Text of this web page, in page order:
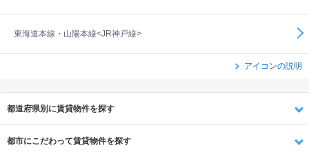
東海道本線・山陽本線<JR神戸線>
アイコンの説明
都道府県別に賃貸物件を探す
都市にこだわって賃貸物件を探す